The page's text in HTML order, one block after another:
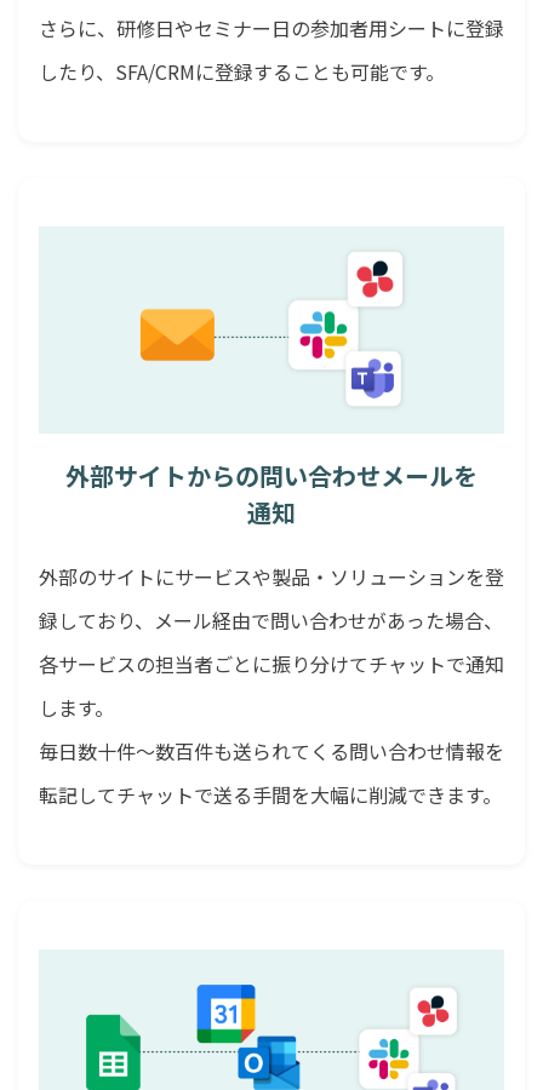
さらに、研修日やセミナー日の参加者用シートに登録
したり、SFA/CRMに登録することも可能です。
外部サイトからの問い合わせメールを
通知
外部のサイトにサービスや製品・ソリューションを登
録しており、メール経由で問い合わせがあった場合、
各サービスの担当者ごとに振り分けてチャットで通知
します。
毎日数十件～数百件も送られてくる問い合わせ情報を
転記してチャットで送る手間を大幅に削減できます。